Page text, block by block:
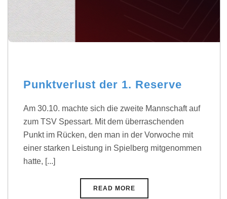
Punktverlust der 1. Reserve
Am 30.10. machte sich die zweite Mannschaft auf
zum TSV Spessart. Mit dem überraschenden
Punkt im Rücken, den man in der Vorwoche mit
einer starken Leistung in Spielberg mitgenommen
hatte, [...]
READ MORE